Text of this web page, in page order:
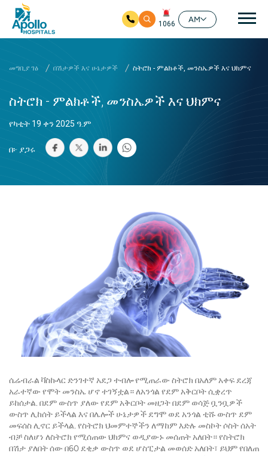
1066
AM
መግቢያ ገፅ በሽታዎች እና ሁኔታዎች ስትሮክ - ምልክቶች, መንስኤዎች እና ህክምና
ስትሮክ - ምልክቶች, መንስኤዎች እና ህክምና
የካቲት 19 ቀን 2025 ዓ.ም
በ፦ ያጋሩ
ሴሬብራል ቫስኩላር ድንገተኛ አደጋ ተብሎ የሚጠራው ስትሮክ በአለም አቀፍ ደረጃ
አራተኛው የሞት መንስኤ ሆኖ ተገኝቷል። ለአንጎል የደም አቅርቦት ሲቋረጥ
ይከሰታል. በደም ውስጥ ያለው የደም አቅርቦት መዘጋት በደም ወሳጅ ቧንቧዎች
ውስጥ ሊከሰት ይችላል እና በሌሎች ሁኔታዎች ደግሞ ወደ አንጎል ቲሹ ውስጥ ደም
መፍሰስ ሊኖር ይችላል. የስትሮክ ህመምተኞችን ለማከም እድሉ መስኮት ሶስት ሰአት
ብቻ ስለሆነ ለስትሮክ የሚሰጠው ህክምና ወዲያውኑ መሰጠት አለበት። የስትሮክ
በሽታ ያለበት ሰው በ60 ደቂቃ ውስጥ ወደ ሆስፒታል መወሰድ አለበት፣ ይህም የበለጠ